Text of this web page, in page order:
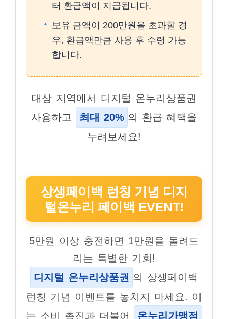
터 환급액이 지급됩니다.
보유 금액이 200만원을 초과할 경
우, 환급액만큼 사용 후 수령 가능
합니다.
대상 지역에서 디지털 온누리상품권
사용하고
최대 20% 의 환급 혜택을
누려보세요!
상생페이백 런칭 기념 디지
털온누리 페이백 EVENT!
5만원 이상 충전하면 1만원을 돌려드
리는 특별한 기회!
디지털 온누리상품권 의 상생페이백
런칭 기념 이벤트를 놓치지 마세요. 이
는 소비 촉진과 더불어
온누리가맹점